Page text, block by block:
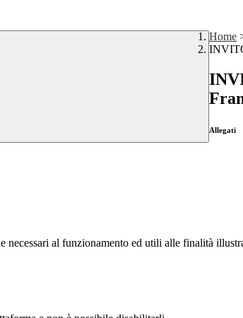
Home
Allegati
al funzionamento ed utili alle finalità